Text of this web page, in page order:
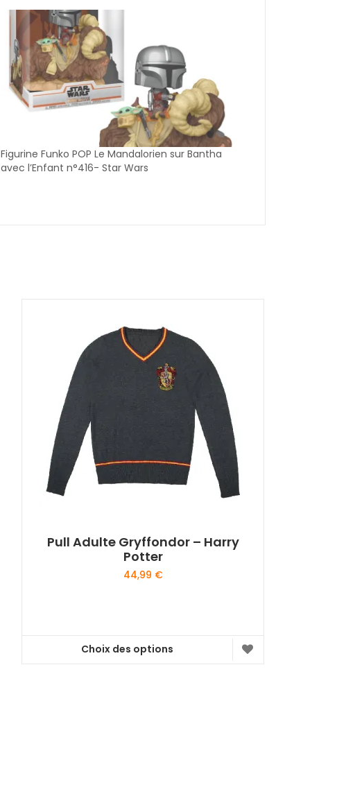
Figurine Funko POP Le Mandalorien sur Bantha
avec l’Enfant n°416- Star Wars
Pull Adulte Gryffondor – Harry
Potter
44,99 €
Choix des options
Ce